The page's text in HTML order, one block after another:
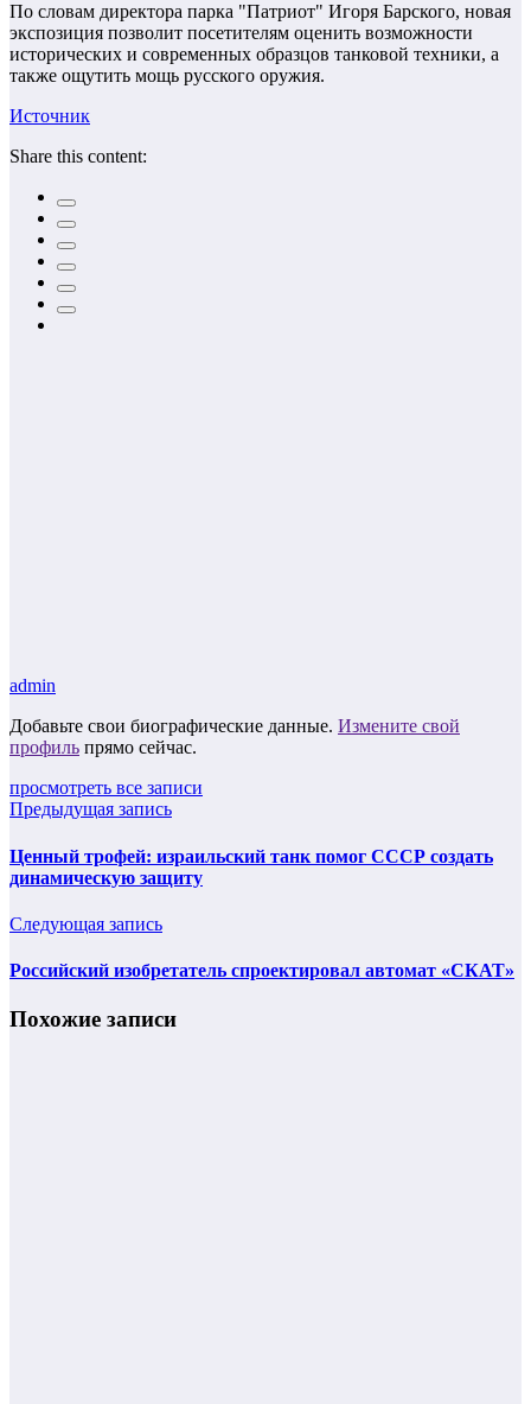
По словам директора парка "Патриот" Игоря Барского, новая
экспозиция позволит посетителям оценить возможности
исторических и современных образцов танковой техники, а
также ощутить мощь русского оружия.
Источник
Share this content:
admin
Добавьте свои биографические данные. Измените свой
профиль прямо сейчас.
просмотреть все записи
Предыдущая запись
Ценный трофей: израильский танк помог СССР создать
динамическую защиту
Следующая запись
Российский изобретатель спроектировал автомат «СКАТ»
Похожие записи